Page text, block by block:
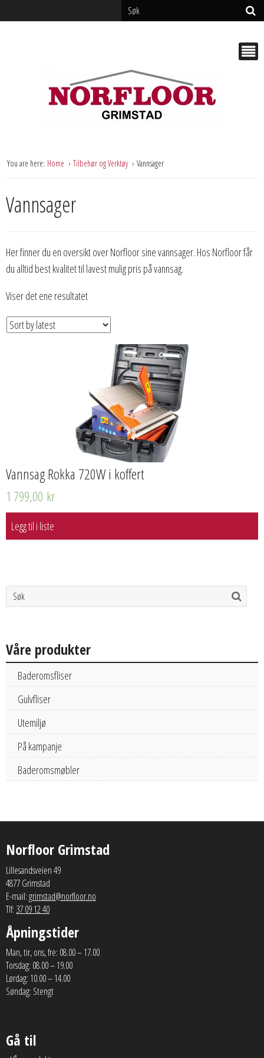
You are here: Home Tilbehør og Verktøy Vannsager
Vannsager
Her finner du en oversikt over Norfloor sine vannsager. Hos Norfloor får
du alltid best kvalitet til lavest mulig pris på vannsag.
Viser det ene resultatet
Vannsag Rokka 720W i koffert
1 799,00 kr
Legg til i liste
Våre produkter
Baderomsfliser
Gulvfliser
Utemiljø
På kampanje
Baderomsmøbler
Norfloor Grimstad
Lillesandsveien 49
4877 Grimstad
E-mail:grimstad@norfloor.no
Tlf: 37 09 12 40
Åpningstider
Man, tir, ons, fre: 08.00 – 17.00
Torsdag: 08.00 – 19.00
Lørdag: 10.00 – 14.00
Søndag: Stengt
Gå til